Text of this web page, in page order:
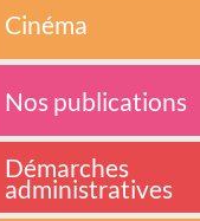
Cinéma
Nos publications
Démarches
administratives